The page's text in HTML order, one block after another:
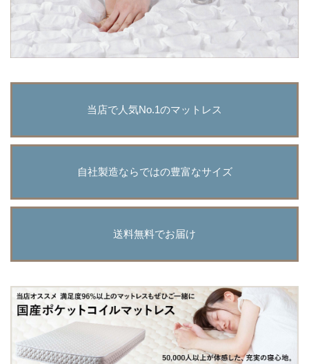
当店で人気No.1のマットレス
自社製造ならではの豊富なサイズ
送料無料でお届け